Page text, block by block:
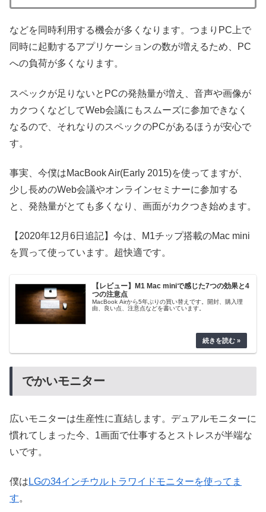
などを同時利用する機会が多くなります。つまりPC上で
同時に起動するアプリケーションの数が増えるため、PC
への負荷が多くなります。
スペックが足りないとPCの発熱量が増え、音声や画像が
カクつくなどしてWeb会議にもスムーズに参加できなく
なるので、それなりのスペックのPCがあるほうが安心で
す。
事実、今僕はMacBook Air(Early 2015)を使ってますが、
少し長めのWeb会議やオンラインセミナーに参加する
と、発熱量がとても多くなり、画面がカクつき始めます。
【2020年12月6日追記】今は、M1チップ搭載のMac mini
を買って使っています。超快適です。
【レビュー】M1 Mac miniで感じた7つの効果と4
つの注意点
MacBook Airから5年ぶりの買い替えです。開封、購入理
由、良い点、注意点などを書いています。
でかいモニター
広いモニターは生産性に直結します。デュアルモニターに
慣れてしまった今、1画面で仕事するとストレスが半端な
いです。
僕は LGの34インチウルトラワイドモニターを使ってま
す。